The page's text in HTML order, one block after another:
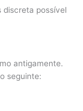
discreta possível
antigamente.
seguinte: